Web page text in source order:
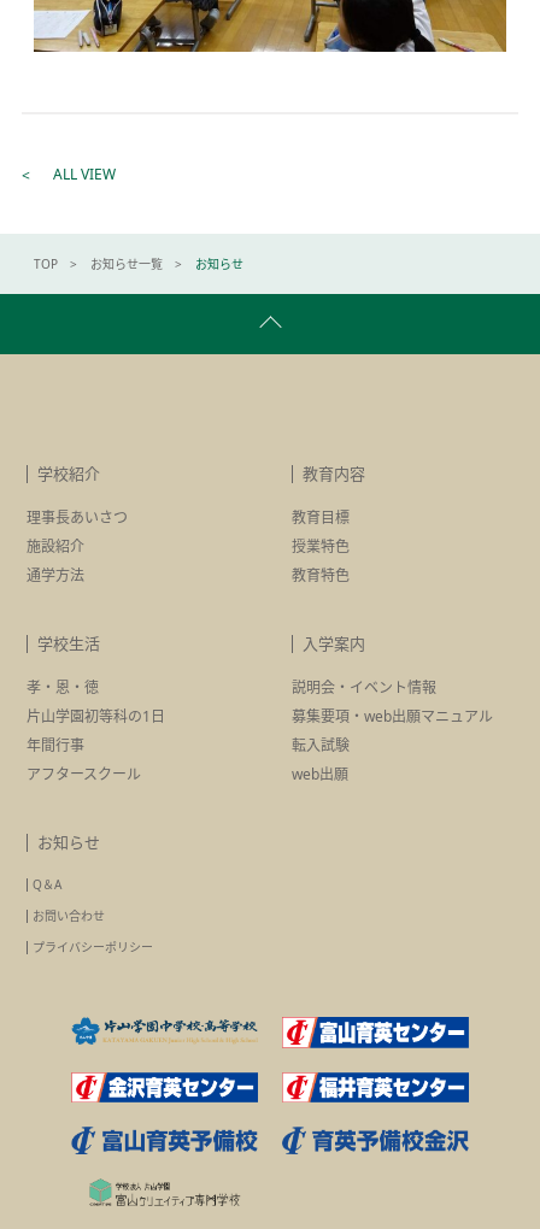
ALL VIEW
TOP お知らせ一覧 お知らせ
学校紹介
理事長あいさつ
施設紹介
通学方法
教育内容
教育目標
授業特色
教育特色
学校生活
孝・恩・徳
片山学園初等科の1日
年間行事
アフタースクール
入学案内
説明会・イベント情報
募集要項・ web出願マニュアル
転入試験
web出願
お知らせ
Q＆A
お問い合わせ
プライバシーポリシー